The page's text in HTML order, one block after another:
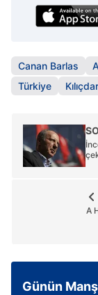
Canan Barlas
Türkiye
A
Günün